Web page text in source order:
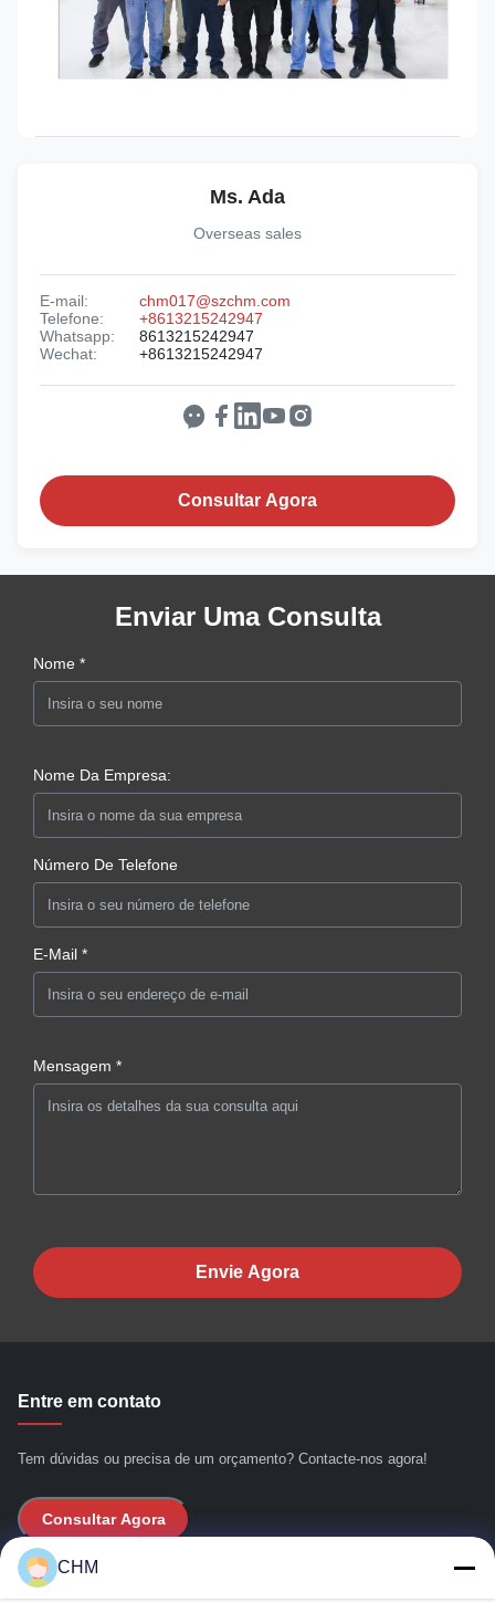
Ms. Ada
Overseas sales
E-mail:
chm017@szchm.com
Telefone:
+8613215242947
Whatsapp:
8613215242947
Wechat:
+8613215242947
Consultar Agora
Enviar Uma Consulta
Nome *
Nome Da Empresa:
Número De Telefone
E-Mail *
Mensagem *
Envie Agora
Entre em contato
Tem dúvidas ou precisa de um orçamento? Contacte-nos agora!
Consultar Agora
Links Rápidos
CHM